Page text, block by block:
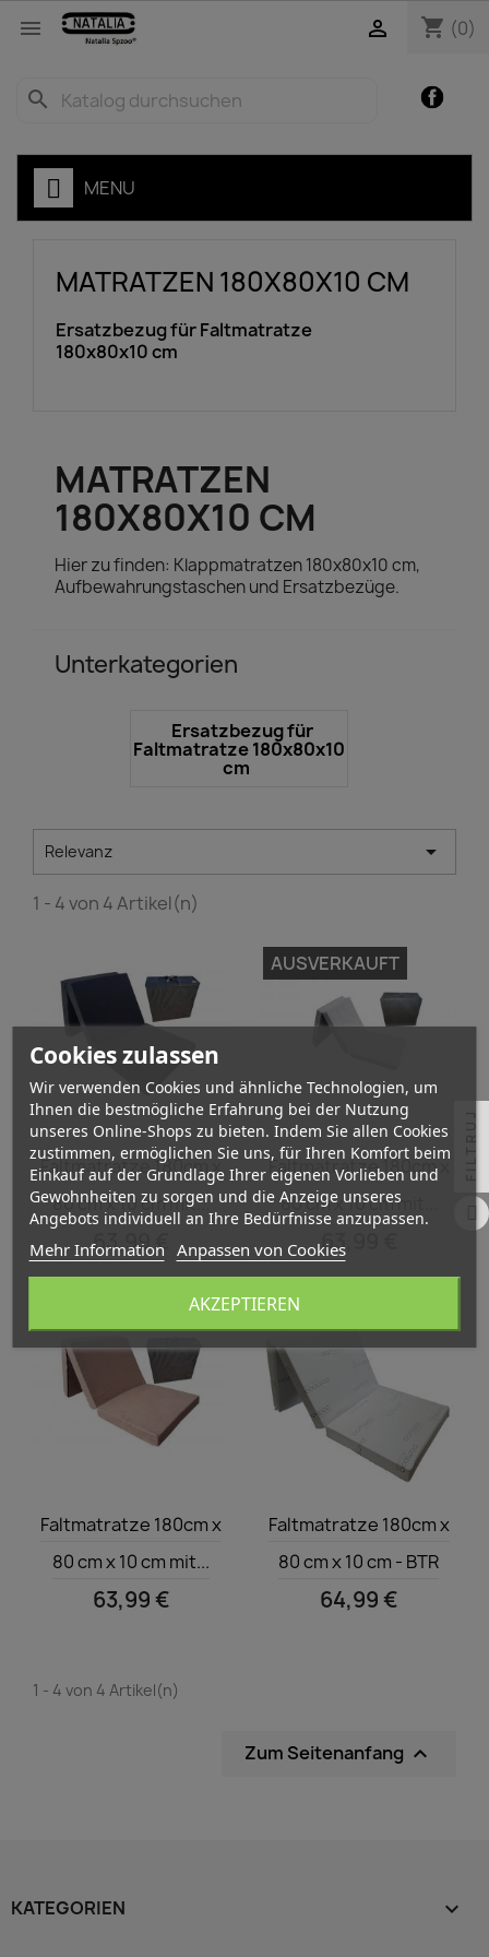
 shopping_cart (0)

search
MENU
MATRATZEN 180X80X10 CM
Ersatzbezug für Faltmatratze
180x80x10 cm
MATRATZEN
180X80X10 CM
Hier zu finden: Klappmatratzen 180x80x10 cm,
Aufbewahrungstaschen und Ersatzbezüge.
Unterkategorien
Ersatzbezug für
Faltmatratze 180x80x10
cm
Relevanz 
1 - 4 von 4 Artikel(n)
Vorschau
Faltmatratze 180cm x
80 cm x 10 cm mit...
63,99 €
Vorschau
Faltmatratze 180cm x
80 cm x 10 cm mit...
63,99 €
AUSVERKAUFT
 Vorschau
Faltmatratze 180cm x
80 cm x 10 cm mit...
63,99 €
 Vorschau
Faltmatratze 180cm x
80 cm x 10 cm - BTR
64,99 €
1 - 4 von 4 Artikel(n)
Zum Seitenanfang 
KATEGORIEN 
Cookies zulassen
Wir verwenden Cookies und ähnliche Technologien, um
Ihnen die bestmögliche Erfahrung bei der Nutzung
unseres Online-Shops zu bieten. Indem Sie allen Cookies
zustimmen, ermöglichen Sie uns, für Ihren Komfort beim
Einkauf auf der Grundlage Ihrer eigenen Vorlieben und
Gewohnheiten zu sorgen und die Anzeige unseres
Angebots individuell an Ihre Bedürfnisse anzupassen.
Mehr Information Anpassen von Cookies
AKZEPTIEREN